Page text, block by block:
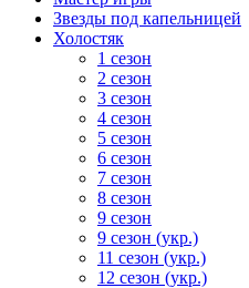
Звезды под капельницей
Холостяк
1 сезон
2 сезон
3 сезон
4 сезон
5 сезон
6 сезон
7 сезон
8 сезон
9 сезон
9 сезон (укр.)
11 сезон (укр.)
12 сезон (укр.)